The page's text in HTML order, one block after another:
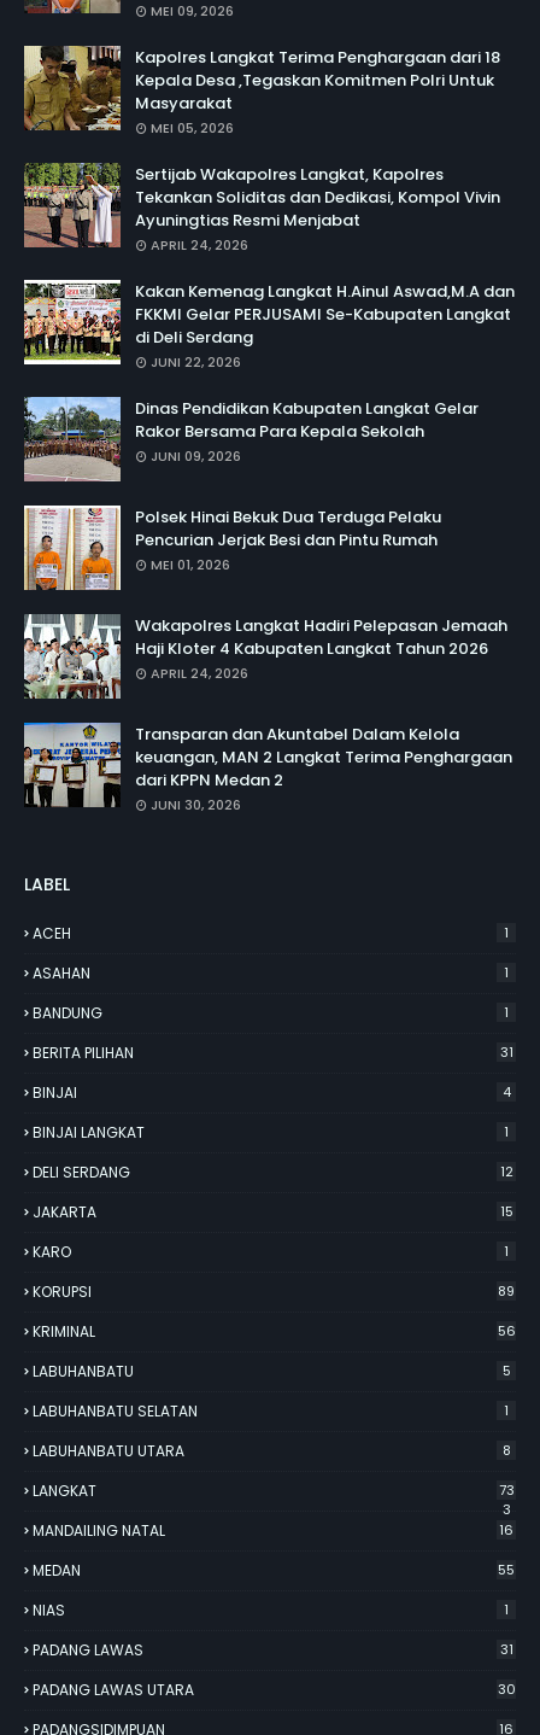
MEI 09, 2026
Kapolres Langkat Terima Penghargaan dari 18
Kepala Desa ,Tegaskan Komitmen Polri Untuk
Masyarakat
MEI 05, 2026
Sertijab Wakapolres Langkat, Kapolres
Tekankan Soliditas dan Dedikasi, Kompol Vivin
Ayuningtias Resmi Menjabat
APRIL 24, 2026
Kakan Kemenag Langkat H.Ainul Aswad,M.A dan
FKKMI Gelar PERJUSAMI Se-Kabupaten Langkat
di Deli Serdang
JUNI 22, 2026
Dinas Pendidikan Kabupaten Langkat Gelar
Rakor Bersama Para Kepala Sekolah
JUNI 09, 2026
Polsek Hinai Bekuk Dua Terduga Pelaku
Pencurian Jerjak Besi dan Pintu Rumah
MEI 01, 2026
Wakapolres Langkat Hadiri Pelepasan Jemaah
Haji Kloter 4 Kabupaten Langkat Tahun 2026
APRIL 24, 2026
Transparan dan Akuntabel Dalam Kelola
keuangan, MAN 2 Langkat Terima Penghargaan
dari KPPN Medan 2
JUNI 30, 2026
LABEL
ACEH 1
ASAHAN 1
BANDUNG 1
BERITA PILIHAN 31
BINJAI 4
BINJAI LANGKAT 1
DELI SERDANG 12
JAKARTA 15
KARO 1
KORUPSI 89
KRIMINAL 56
LABUHANBATU 5
LABUHANBATU SELATAN 1
LABUHANBATU UTARA 8
LANGKAT
73
3
MANDAILING NATAL 16
MEDAN 55
NIAS 1
PADANG LAWAS 31
PADANG LAWAS UTARA 30
PADANGSIDIMPUAN 16